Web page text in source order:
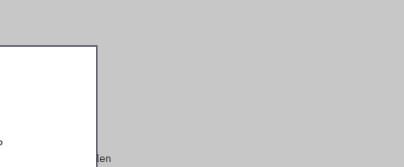
met levensmiddelen